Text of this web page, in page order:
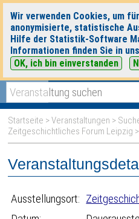
Wir verwenden Cookies, um
anonymisierte, statistische
Hilfe der Statistik-Software
Informationen finden Sie in
OK, ich bin einverstanden
Startseite >Veranstaltungen >
Zeitgeschichtliches Forum Leipzig
Ausstellungsort: